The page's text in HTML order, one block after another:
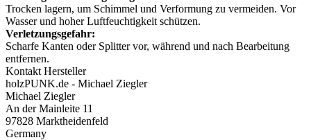
Trocken lagern, um Schimmel und Verformung zu vermeiden. Vor
Wasser und hoher Luftfeuchtigkeit schützen.
Verletzungsgefahr:
Scharfe Kanten oder Splitter vor, während und nach Bearbeitung
entfernen.
Kontakt Hersteller
holzPUNK.de - Michael Ziegler
Michael Ziegler
An der Mainleite 11
97828 Marktheidenfeld
Germany